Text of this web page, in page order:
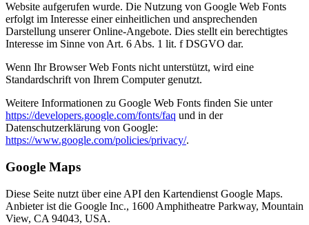
Website aufgerufen wurde. Die Nutzung von Google Web Fonts
erfolgt im Interesse einer einheitlichen und ansprechenden
Darstellung unserer Online-Angebote. Dies stellt ein berechtigtes
Interesse im Sinne von Art. 6 Abs. 1 lit. f DSGVO dar.
Wenn Ihr Browser Web Fonts nicht unterstützt, wird eine
Standardschrift von Ihrem Computer genutzt.
Weitere Informationen zu Google Web Fonts finden Sie unter
https://developers.google.com/fonts/faq und in der
Datenschutzerklärung von Google:
https://www.google.com/policies/privacy/.
Google Maps
Diese Seite nutzt über eine API den Kartendienst Google Maps.
Anbieter ist die Google Inc., 1600 Amphitheatre Parkway, Mountain
View, CA 94043, USA.